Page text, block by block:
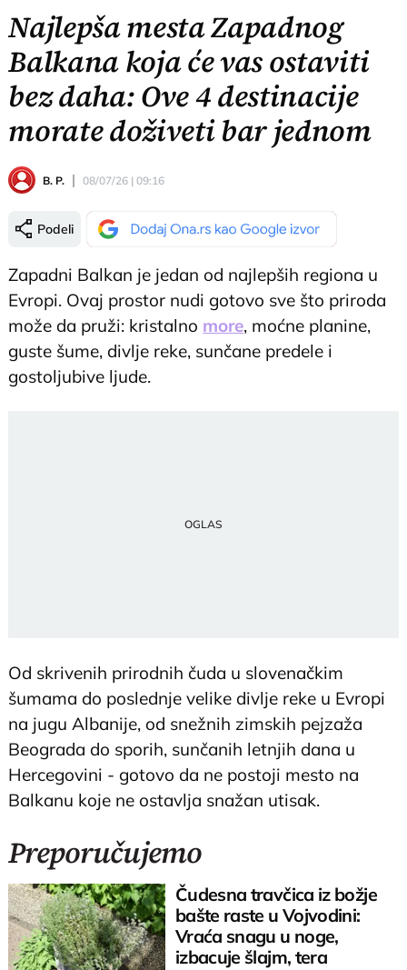
Najlepša mesta Zapadnog
Balkana koja će vas ostaviti
bez daha: Ove 4 destinacije
morate doživeti bar jednom
B. P. 08/07/26 | 09:16
Podeli
Zapadni Balkan je jedan od najlepših regiona u
Evropi. Ovaj prostor nudi gotovo sve što priroda
može da pruži: kristalno more, moćne planine,
guste šume, divlje reke, sunčane predele i
gostoljubive ljude.
Od skrivenih prirodnih čuda u slovenačkim
šumama do poslednje velike divlje reke u Evropi
na jugu Albanije, od snežnih zimskih pejzaža
Beograda do sporih, sunčanih letnjih dana u
Hercegovini - gotovo da ne postoji mesto na
Balkanu koje ne ostavlja snažan utisak.
Preporučujemo
Čudesna travčica iz božje
bašte raste u Vojvodini:
Vraća snagu u noge,
izbacuje šlajm, tera